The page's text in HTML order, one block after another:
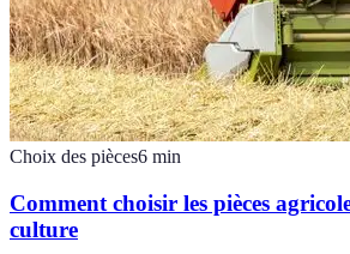
Choix des pièces6 min
Comment choisir les pièces
culture